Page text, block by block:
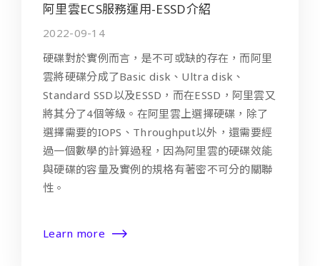
阿里雲ECS服務運用-ESSD介紹
2022-09-14
硬碟對於實例而言，是不可或缺的存在，而阿里
雲將硬碟分成了Basic disk、Ultra disk、
Standard SSD以及ESSD，而在ESSD，阿里雲又
將其分了4個等級。在阿里雲上選擇硬碟，除了
選擇需要的IOPS、Throughput以外，還需要經
過一個數學的計算過程，因為阿里雲的硬碟效能
與硬碟的容量及實例的規格有著密不可分的關聯
性。
Learn more